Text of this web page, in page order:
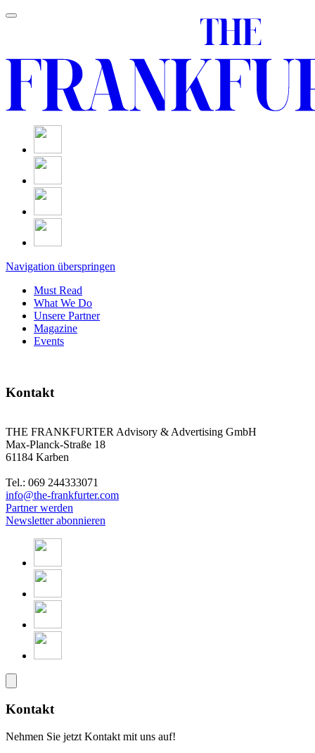
Navigation überspringen
Must Read
What We Do
Unsere Partner
Magazine
Events
Kontakt
THE FRANKFURTER Advisory & Advertising GmbH
Max-Planck-Straße 18
61184 Karben
Tel.: 069 244333071
info@the-frankfurter.com
Partner werden
Newsletter abonnieren
Kontakt
Nehmen Sie jetzt Kontakt mit uns auf!